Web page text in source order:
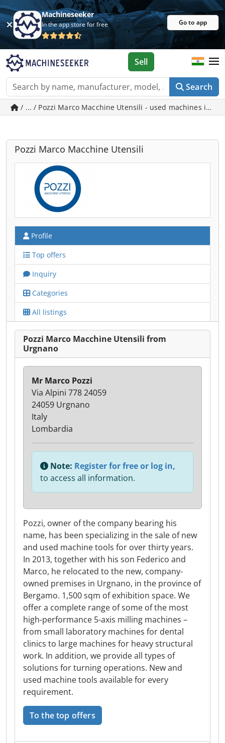
Machineseeker
In the app store for free Go to app
Search
Sell
/ ... / Pozzi Marco Macchine Utensili - used machines in
Pozzi Marco Macchine Utensili
Profile
Top offers
Inquiry
Categories
All listings
Pozzi Marco Macchine Utensili from
Urgnano
Pozzi, owner of the company bearing his
name, has been specializing in the sale of new
and used machine tools for over thirty years.
In 2013, together with his son Federico and
Marco, he relocated to the new, company-
owned premises in Urgnano, in the province of
Bergamo. 1,500 sqm of exhibition space. We
offer a complete range of some of the most
high-performance 5-axis milling machines –
from small laboratory machines for dental
clinics to large machines for heavy structural
work. In addition, we provide all types of
solutions for turning operations. New and
used machine tools available for every
requirement.
To the top offers
Mr Marco Pozzi
Via Alpini 778 24059
24059 Urgnano
Italy
Lombardia
Note: Register for free or log in,
to access all information.